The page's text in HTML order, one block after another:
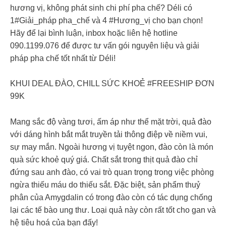
hương vị, không phát sinh chi phí pha chế? Déli có
1#Giải_pháp pha_chế và 4 #Hương_vị cho bạn chọn!
Hãy để lại bình luận, inbox hoặc liên hệ hotline
090.1199.076 để được tư vấn gói nguyên liệu và giải
pháp pha chế tốt nhất từ Déli!
KHUI DEAL ĐÀO, CHILL SỨC KHOẺ #FREESHIP ĐƠN
99K
Mang sắc độ vàng tươi, ấm áp như thể mặt trời, quả đào
với dáng hình bắt mắt truyền tải thông điệp về niềm vui,
sự may mắn. Ngoài hương vị tuyệt ngon, đào còn là món
quà sức khoẻ quý giá. Chất sắt trong thịt quả đào chỉ
đứng sau anh đào, có vai trò quan trọng trong việc phòng
ngừa thiếu máu do thiếu sắt. Đặc biệt, sản phẩm thuỷ
phân của Amygdalin có trong đào còn có tác dụng chống
lại các tế bào ung thư. Loại quả này còn rất tốt cho gan và
hệ tiêu hoá của bạn đấy!